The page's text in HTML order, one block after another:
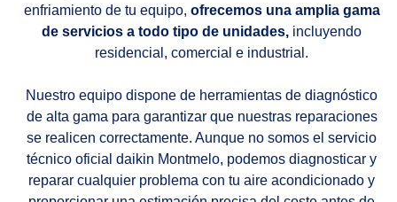
enfriamiento de tu equipo, ofrecemos una amplia gama
de servicios a todo tipo de unidades, incluyendo
residencial, comercial e industrial.
Nuestro equipo dispone de herramientas de diagnóstico
de alta gama para garantizar que nuestras reparaciones
se realicen correctamente. Aunque no somos el servicio
técnico oficial daikin Montmelo, podemos diagnosticar y
reparar cualquier problema con tu aire acondicionado y